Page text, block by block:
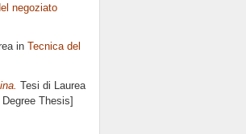
negoziato
in Tecnica del
Tesi di Laurea
Degree Thesis]